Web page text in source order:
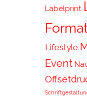
Labelprint
Lifestyle
Event